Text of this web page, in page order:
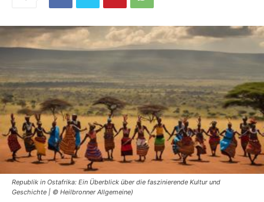
Republik in Ostafrika: Ein Überblick über die faszinierende Kultur und
Geschichte | © Heilbronner Allgemeine)